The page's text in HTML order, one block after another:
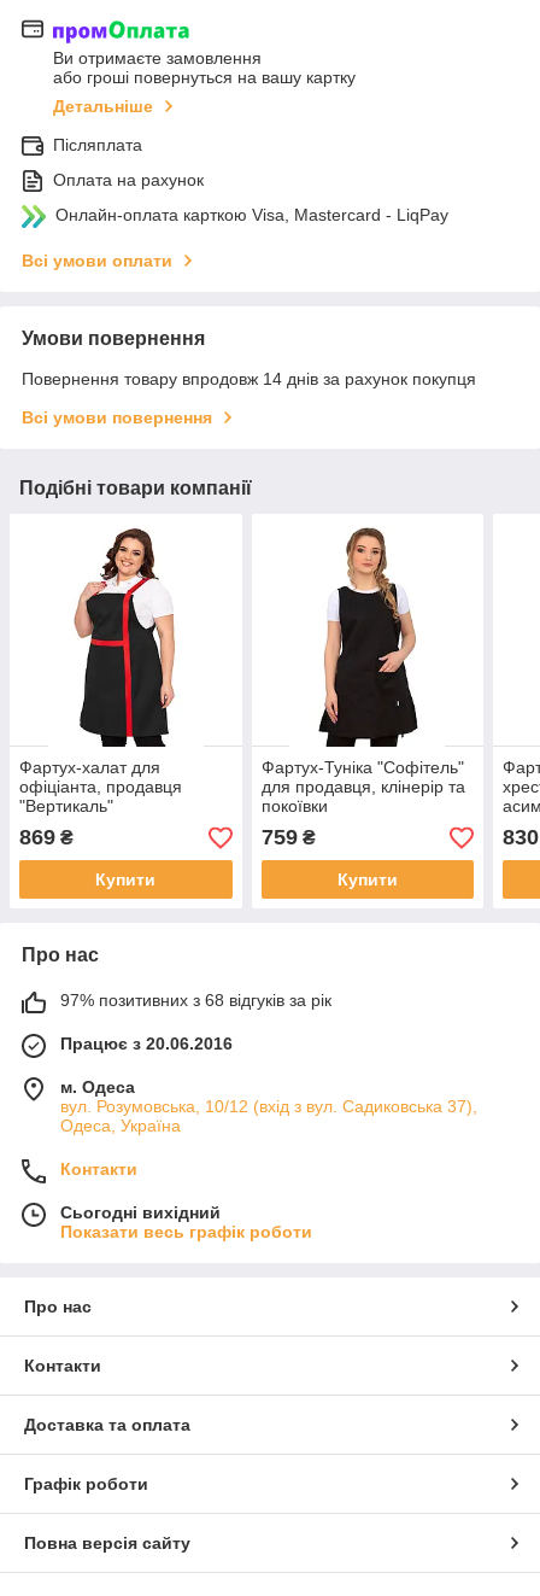
Ви отримаєте замовлення
або гроші повернуться на вашу картку
Детальніше
Післяплата
Оплата на рахунок
Онлайн-оплата карткою Visa, Mastercard - LiqPay
Всі умови оплати
Умови повернення
Повернення товару впродовж 14 днів за рахунок покупця
Всі умови повернення
Подібні товари компанії
Фартух-халат для
офіціанта, продавця
"Вертикаль"
869 ₴
Купити
Фартух-Туніка "Софітель"
для продавця, клінерір та
покоївки
759₴
Купити
830
Про нас
97% позитивних з 68 відгуків за рік
Працює з 20.06.2016
м. Одеса
вул. Розумовська, 10/12 (вхід з вул. Садиковська 37),
Одеса, Україна
Контакти
Сьогодні вихідний
Показати весь графік роботи
Про нас
Контакти
Доставка та оплата
Графік роботи
Повна версія сайту